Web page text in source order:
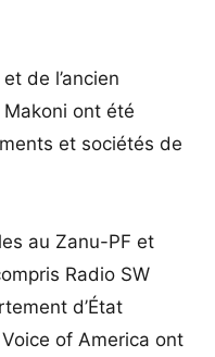
de l’ancien
ont été
et sociétés de
au Zanu-PF et
Radio SW
d’État
of America ont